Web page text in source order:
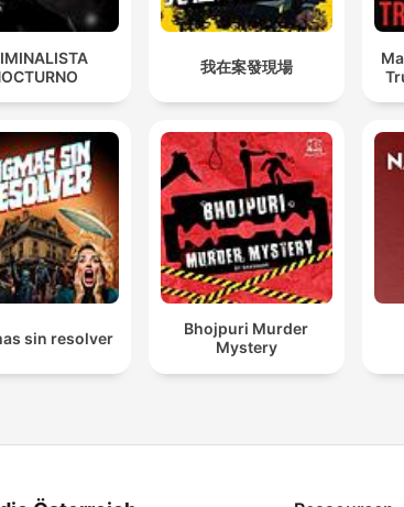
我在案發現場
sin resolver
Bhojpuri Murder
Mystery